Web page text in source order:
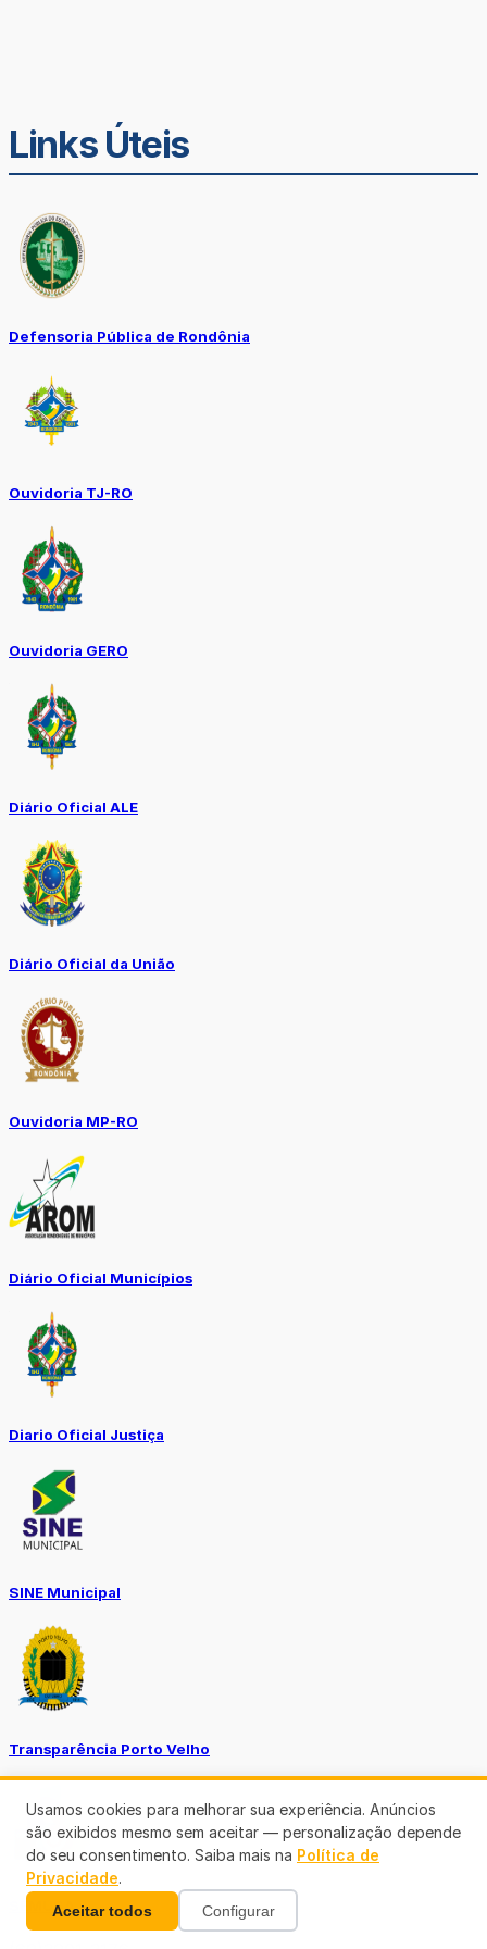
Links Úteis
Defensoria Pública de Rondônia
Ouvidoria TJ-RO
Ouvidoria GERO
Diário Oficial ALE
Diário Oficial da União
Ouvidoria MP-RO
Diário Oficial Municípios
Diario Oficial Justiça
SINE Municipal
Transparência Porto Velho
SEMUSA
Usamos cookies para melhorar sua experiência. Anúncios
são exibidos mesmo sem aceitar — personalização depende
do seu consentimento. Saiba mais na Política de
Privacidade.
Aceitar todos Configurar